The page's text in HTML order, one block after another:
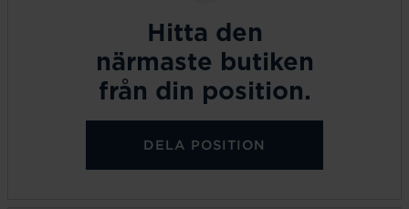
Hitta den
närmaste butiken
från din position.
DELA POSITION